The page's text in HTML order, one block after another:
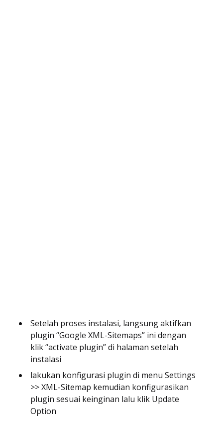
Setelah proses instalasi, langsung aktifkan
plugin “Google XML-Sitemaps” ini dengan
klik “activate plugin” di halaman setelah
instalasi
lakukan konfigurasi plugin di menu Settings
>> XML-Sitemap kemudian konfigurasikan
plugin sesuai keinginan lalu klik Update
Option